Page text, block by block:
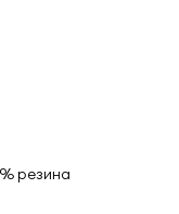
резина